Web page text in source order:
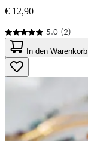
€ 12,90
5.0 (2)
5.0
von
5
Sternen.
2
In den Warenkorb